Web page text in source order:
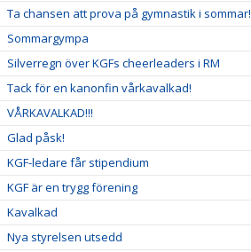
Ta chansen att prova på gymnastik i sommar!
Sommargympa
Silverregn över KGFs cheerleaders i RM
Tack för en kanonfin vårkavalkad!
VÅRKAVALKAD!!!
Glad påsk!
KGF-ledare får stipendium
KGF är en trygg förening
Kavalkad
Nya styrelsen utsedd